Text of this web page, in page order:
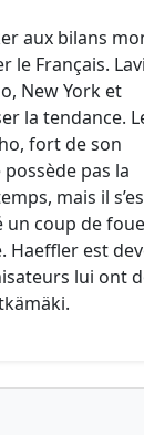
aux bilans
le Français.
New York et
la tendance.
fort de son
pas la
mais il
un coup de
Haeffler est
lui ont